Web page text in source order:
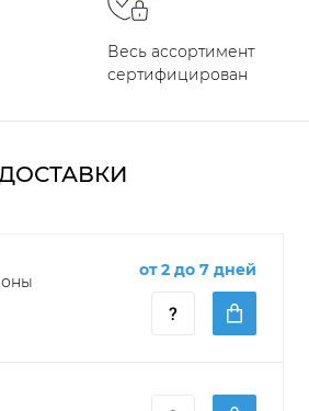
Весь ассортимент
сертифицирован
от 2 до 7 дней